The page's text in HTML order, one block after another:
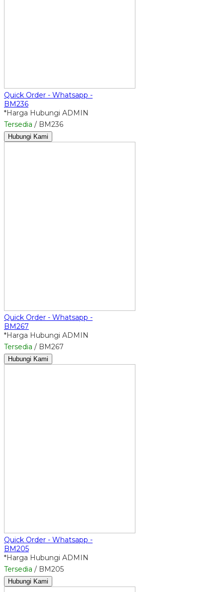
Quick Order - Whatsapp -
BM236
*Harga Hubungi ADMIN
Tersedia / BM236
Hubungi Kami
Quick Order - Whatsapp -
BM267
*Harga Hubungi ADMIN
Tersedia / BM267
Hubungi Kami
Quick Order - Whatsapp -
BM205
*Harga Hubungi ADMIN
Tersedia / BM205
Hubungi Kami